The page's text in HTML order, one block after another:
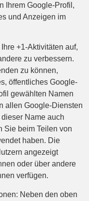
Ihrem Google-Profil,
und Anzeigen im
+1-Aktivitäten auf,
zu verbessern.
zu können,
öffentliches Google-
gewählten Namen
allen Google-Diensten
Name auch
Sie beim Teilen von
haben. Die
angezeigt
oder über andere
verfügen.
Neben den oben